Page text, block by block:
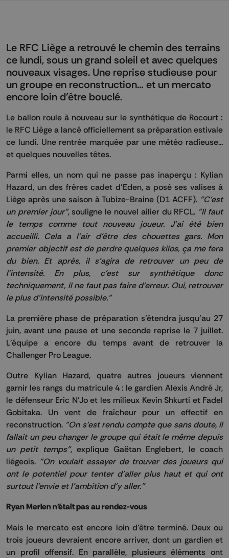
Le RFC Liège a retrouvé le chemin des terrains
ce lundi, sous un grand soleil et avec quelques
nouveaux visages. Une reprise studieuse pour
un groupe en reconstruction… et un mercato
encore loin d’être bouclé.
Le ballon roule à nouveau sur le synthétique de Rocourt :
le RFC Liège a lancé officiellement sa préparation estivale
ce lundi. Une rentrée marquée par une météo radieuse...
et quelques nouvelles têtes.
Parmi elles, un nom qui ne passe pas inaperçu : Kylian
Hazard, un des frères cadet d’Eden, a posé ses valises à
Liège après une saison à Tubize-Braine (D1 ACFF). "C'est
un premier jour", souligne le nouvel ailier du RFCL. "Il faut
le temps comme tout nouveau joueur. J'ai été bien
accueilli. Cela a l'air d'être des chouettes gars. Mon
premier objectif est de perdre quelques kilos, ça me fera
du bien. Et après, il s'agira de retrouver un peu de
l'intensité. En plus, c'est sur synthétique donc
techniquement, il ne faut pas faire d'erreur. Oui, retrouver
le plus d'intensité possible."
La première phase de préparation s’étendra jusqu’au 27
juin, avant une pause et une seconde reprise le 7 juillet.
L'équipe a encore du temps avant de retrouver la
Challenger Pro League.
Outre Kylian Hazard, quatre autres joueurs viennent
garnir les rangs du matricule 4 : le gardien Alexis André Jr,
le défenseur Eric N’Jo et les milieux Kevin Shkurti et Fadel
Gobitaka. Un vent de fraîcheur pour un effectif en
reconstruction. "On s'est rendu compte que sans doute, il
fallait un peu changer le groupe qui était le même depuis
un petit temps", explique Gaëtan Englebert, le coach
liégeois. "On voulait essayer de trouver des joueurs qui
ont le potentiel pour tenter d'aller plus haut et qui ont
surtout l'envie et l'ambition d'y aller."
Ryan Merlen n'était pas au rendez-vous
Mais le mercato est encore loin d’être terminé. Deux ou
trois joueurs devraient encore arriver, dont un gardien et
un profil offensif. En parallèle, plusieurs éléments ont